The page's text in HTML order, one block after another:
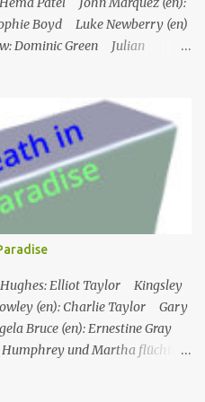
Boyd Luke Newberry (en)
Dominic Green Julian
fällt zunächst auf die
Steuermann am Tag des
auf eine Gruppe von Touristen,
sollten. Einziges Problem:
zurückgekehrt. Der
sein Team (mit Ausnahme von
die Ermittlungen mit Hilfe eines
Elliot Taylor Kingsley
(en): Charlie Taylor Gary
Bruce (en): Ernestine Gray
und Martha flüchten